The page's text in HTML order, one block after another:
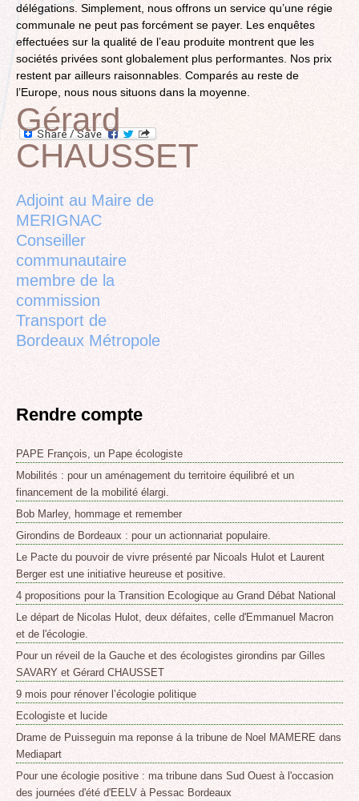
délégations. Simplement, nous offrons un service qu’une régie
communale ne peut pas forcément se payer. Les enquêtes
effectuées sur la qualité de l’eau produite montrent que les
sociétés privées sont globalement plus performantes. Nos prix
restent par ailleurs raisonnables. Comparés au reste de
l’Europe, nous nous situons dans la moyenne.
Back
to
Gérard
CHAUSSET
Adjoint au Maire de
MERIGNAC
Conseiller
communautaire
membre de la
commission
Transport de
Bordeaux Métropole
Rendre compte
PAPE François, un Pape écologiste
Mobilités : pour un aménagement du territoire équilibré et un
financement de la mobilité élargi.
Bob Marley, hommage et remember
Girondins de Bordeaux : pour un actionnariat populaire.
Le Pacte du pouvoir de vivre présenté par Nicoals Hulot et Laurent
Berger est une initiative heureuse et positive.
4 propositions pour la Transition Ecologique au Grand Débat National
Le départ de Nicolas Hulot, deux défaites, celle d'Emmanuel Macron
et de l'écologie.
Pour un réveil de la Gauche et des écologistes girondins par Gilles
SAVARY et Gérard CHAUSSET
9 mois pour rénover l’écologie politique
Ecologiste et lucide
Drame de Puisseguin ma reponse á la tribune de Noel MAMERE dans
Mediapart
Pour une écologie positive : ma tribune dans Sud Ouest à l'occasion
des journées d'été d'EELV à Pessac Bordeaux